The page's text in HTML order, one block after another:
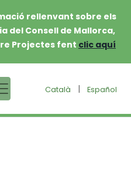
rellenvant sobre els
del Consell de Mallorca,
Projectes fent clic aquí
Català | Español